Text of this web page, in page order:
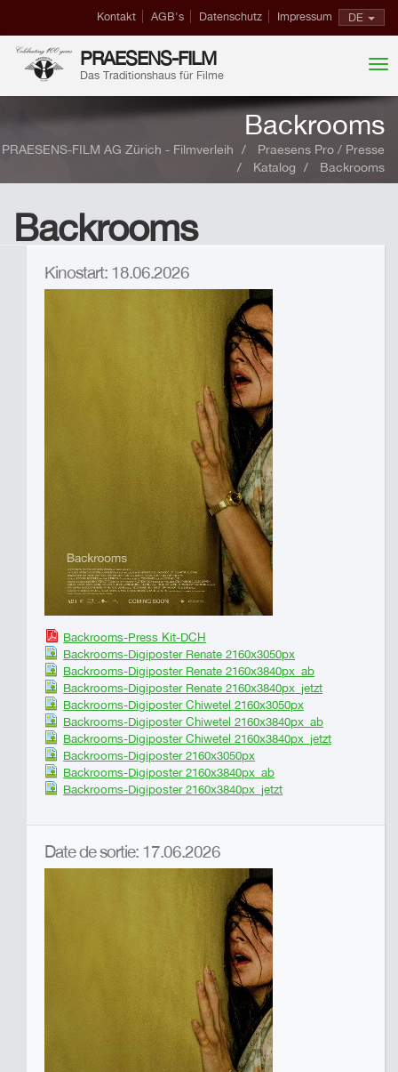
DE
Kontakt AGB's Datenschutz Impressum
PRAESENS-FILM
Das Traditionshaus für Filme
Backrooms
PRAESENS-FILM AG Zürich - Filmverleih
Praesens Pro / Presse
Katalog
Backrooms
Backrooms
Kinostart: 18.06.2026
Backrooms-Press Kit-DCH
Backrooms-Digiposter Renate 2160x3050px
Backrooms-Digiposter Renate 2160x3840px_ab
Backrooms-Digiposter Renate 2160x3840px_jetzt
Backrooms-Digiposter Chiwetel 2160x3050px
Backrooms-Digiposter Chiwetel 2160x3840px_ab
Backrooms-Digiposter Chiwetel 2160x3840px_jetzt
Backrooms-Digiposter 2160x3050px
Backrooms-Digiposter 2160x3840px_ab
Backrooms-Digiposter 2160x3840px_jetzt
Date de sortie: 17.06.2026